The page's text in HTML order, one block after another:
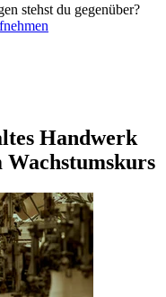
stehst du gegenüber?
Handwerk